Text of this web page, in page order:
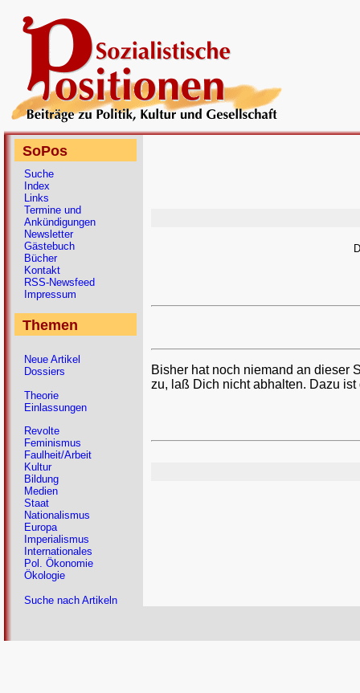
Bisher hat noch niemand an dieser
zu, laß Dich nicht abhalten. Dazu
SoPos
Suche
Index
Links
Termine und
Ankündigungen
Newsletter
Gästebuch
Bücher
Kontakt
RSS-Newsfeed
Impressum
Themen
Neue Artikel
Dossiers
Theorie
Einlassungen
Revolte
Feminismus
Faulheit/Arbeit
Kultur
Bildung
Medien
Staat
Nationalismus
Europa
Imperialismus
Internationales
Pol. Ökonomie
Ökologie
Suche nach Artikeln